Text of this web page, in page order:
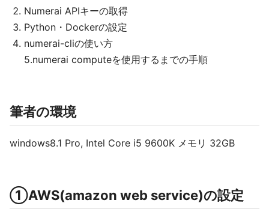
Numerai APIキーの取得
Python・Dockerの設定
numerai-cliの使い方
5.numerai computeを使用するまでの手順
筆者の環境
windows8.1 Pro, Intel Core i5 9600K メモリ 32GB
①AWS(amazon web service)の設定